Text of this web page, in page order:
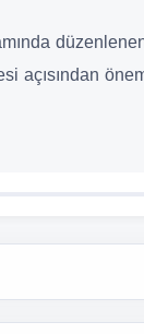
açısından